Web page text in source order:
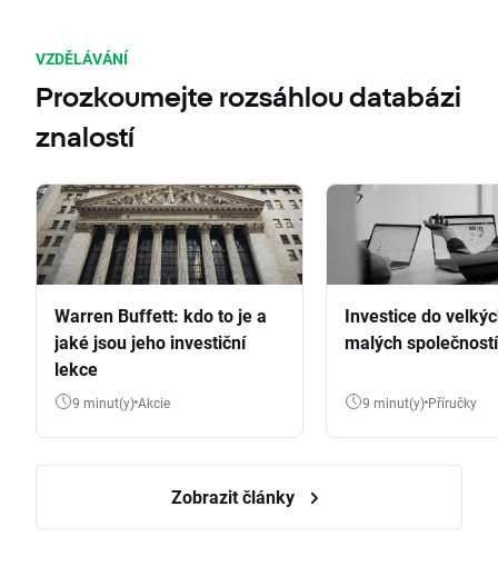
VZDĚLÁVÁNÍ
Prozkoumejte rozsáhlou databázi
znalostí
Warren Buffett: kdo to je a
jaké jsou jeho investiční
lekce
9 minut(y) Akcie
Investice do
malých společností
9 minut(y) Příručky
Zobrazit články